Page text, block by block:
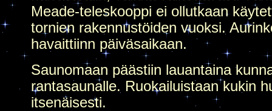
Meade-teleskooppi ei ollutkaan
tornien rakennustöiden vuoksi.
havaittiinn päiväsaikaan.
Saunomaan päästiin lauantaina
rantasaunalle. Ruokailuistaan kukin
itsenäisesti.